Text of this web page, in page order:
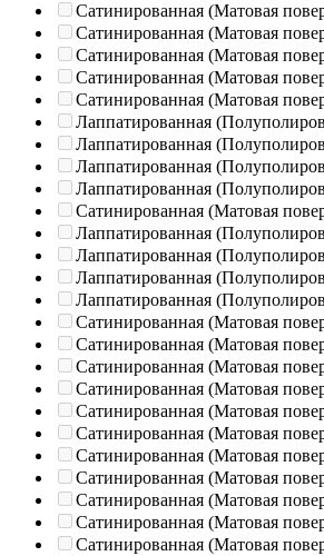
Сатинированная (Матовая
Сатинированная (Матовая
Сатинированная (Матовая
Сатинированная (Матовая
Сатинированная (Матовая
Лаппатированная
Лаппатированная
Лаппатированная
Лаппатированная
Сатинированная (Матовая
Лаппатированная
Лаппатированная
Лаппатированная
Лаппатированная
Сатинированная (Матовая
Сатинированная (Матовая
Сатинированная (Матовая
Сатинированная (Матовая
Сатинированная (Матовая
Сатинированная (Матовая
Сатинированная (Матовая
Сатинированная (Матовая
Сатинированная (Матовая
Сатинированная (Матовая
Сатинированная (Матовая